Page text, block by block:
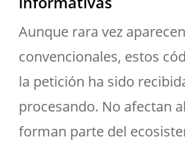
Aunque rara vez
convencionales, estos
la petición ha sido
procesando. No afectan
forman parte del